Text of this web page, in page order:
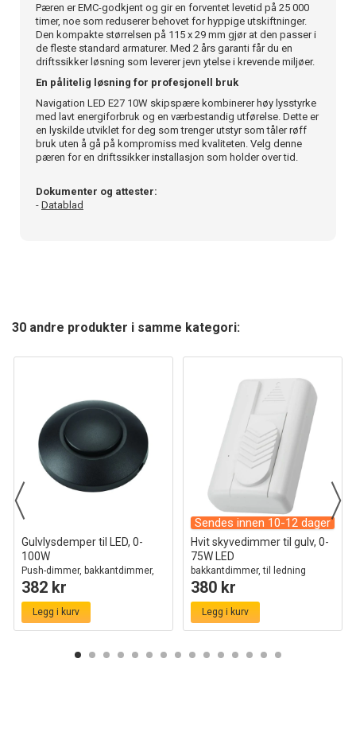
Pæren er EMC-godkjent og gir en forventet levetid på 25 000
timer, noe som reduserer behovet for hyppige utskiftninger.
Den kompakte størrelsen på 115 x 29 mm gjør at den passer i
de fleste standard armaturer. Med 2 års garanti får du en
driftssikker løsning som leverer jevn ytelse i krevende miljøer.
En pålitelig løsning for profesjonell bruk
Navigation LED E27 10W skipspære kombinerer høy lysstyrke
med lavt energiforbruk og en værbestandig utførelse. Dette er
en lyskilde utviklet for deg som trenger utstyr som tåler røff
bruk uten å gå på kompromiss med kvaliteten. Velg denne
pæren for en driftssikker installasjon som holder over tid.
Dokumenter og attester:
- Datablad
30 andre produkter i samme kategori:
Gulvlysdemper til LED, 0-
100W
Push-dimmer, bakkantdimmer,
sort
382 kr
Legg i kurv
Sendes innen 10-12 dager
Hvit skyvedimmer til gulv, 0-
75W LED
bakkantdimmer, til ledning
380 kr
Legg i kurv